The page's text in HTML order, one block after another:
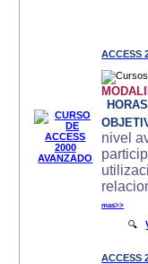
ACCESS
nivel
mas>>
🔍
ACCESS